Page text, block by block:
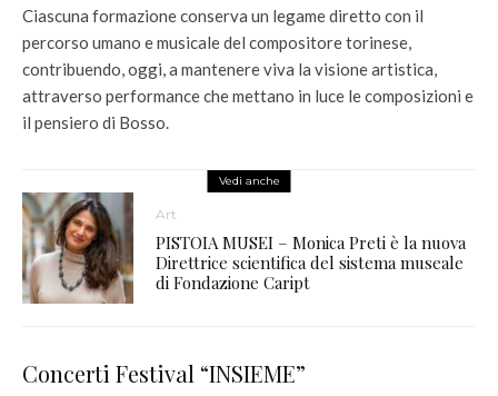
Ciascuna formazione conserva un legame diretto con il
percorso umano e musicale del compositore torinese,
contribuendo, oggi, a mantenere viva la visione artistica,
attraverso performance che mettano in luce le composizioni e
il pensiero di Bosso.
Vedi anche
Art
PISTOIA MUSEI – Monica Preti è la nuova
Direttrice scientifica del sistema museale
di Fondazione Caript
Concerti Festival “INSIEME”